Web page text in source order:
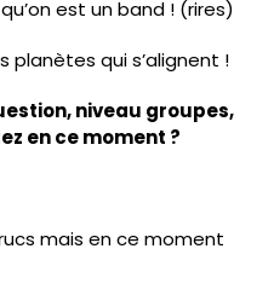
est un band ! (rires)
planètes qui s’alignent !
niveau groupes,
en ce moment ?
mais en ce moment